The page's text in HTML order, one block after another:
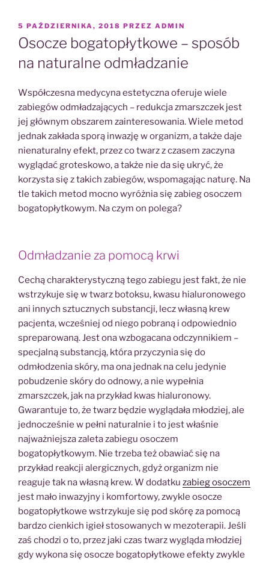
OPUBLIKOWANE
W
5 PAŹDZIERNIKA, 2018 PRZEZ ADMIN
Osocze bogatopłytkowe – sposób
na naturalne odmładzanie
Współczesna medycyna estetyczna oferuje wiele
zabiegów odmładzających – redukcja zmarszczek jest
jej głównym obszarem zainteresowania. Wiele metod
jednak zakłada sporą inwazję w organizm, a także daje
nienaturalny efekt, przez co twarz z czasem zaczyna
wyglądać groteskowo, a także nie da się ukryć, że
korzysta się z takich zabiegów, wspomagając naturę. Na
tle takich metod mocno wyróżnia się zabieg osoczem
bogatopłytkowym. Na czym on polega?
Odmładzanie za pomocą krwi
Cechą charakterystyczną tego zabiegu jest fakt, że nie
wstrzykuje się w twarz botoksu, kwasu hialuronowego
ani innych sztucznych substancji, lecz własną krew
pacjenta, wcześniej od niego pobraną i odpowiednio
spreparowaną. Jest ona wzbogacana odczynnikiem –
specjalną substancją, która przyczynia się do
odmłodzenia skóry, ma ona jednak na celu jedynie
pobudzenie skóry do odnowy, a nie wypełnia
zmarszczek, jak na przykład kwas hialuronowy.
Gwarantuje to, że twarz będzie wyglądała młodziej, ale
jednocześnie w pełni naturalnie i to jest właśnie
najważniejsza zaleta zabiegu osoczem
bogatopłytkowym. Nie trzeba też obawiać się na
przykład reakcji alergicznych, gdyż organizm nie
reaguje tak na własną krew. W dodatku zabieg osoczem
jest mało inwazyjny i komfortowy, zwykle osocze
bogatopłytkowe wstrzykuje się pod skórę za pomocą
bardzo cienkich igieł stosowanych w mezoterapii. Jeśli
zaś chodzi o to, przez jaki czas twarz wygląda młodziej
gdy wykona się osocze bogatopłytkowe efekty zwykle